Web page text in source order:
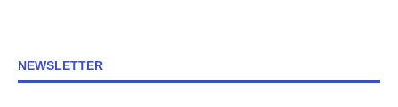
NEWSLETTER